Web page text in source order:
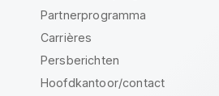
Partnerprogramma
Carrières
Persberichten
Hoofdkantoor/contact